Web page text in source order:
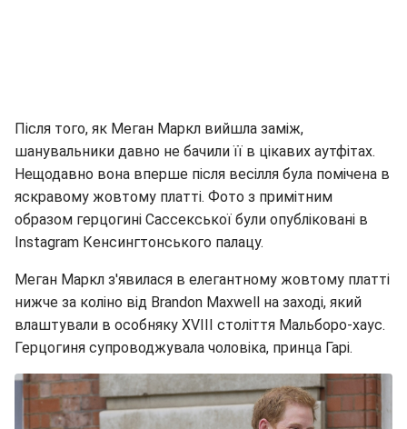
Після того, як Меган Маркл вийшла заміж,
шанувальники давно не бачили її в цікавих аутфітах.
Нещодавно вона вперше після весілля була помічена в
яскравому жовтому платті. Фото з примітним
образом герцогині Сассекської були опубліковані в
Instagram Кенсингтонського палацу.
Меган Маркл з'явилася в елегантному жовтому платті
нижче за коліно від Brandon Maxwell на заході, який
влаштували в особняку XVIII століття Мальборо-хаус.
Герцогиня супроводжувала чоловіка, принца Гарі.